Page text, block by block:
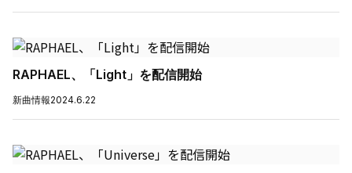
RAPHAEL、「Light」を配信開始
新曲情報2024.6.22